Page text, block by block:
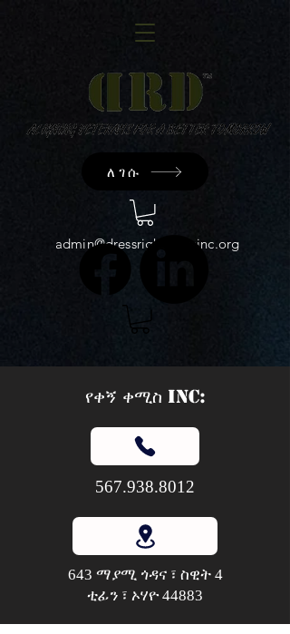
admin@dressrightdressinc.org
ለገሱ
የቀኝ ቀሚስ INC:
567.938.8012
643 ማያሚ ጎዳና ፣ ስዊት 4
ቲፊን ፣ ኦሃዮ 44883